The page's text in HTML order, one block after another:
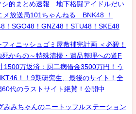
的まとめ速報 地下格闘アイドルだい
放送局101ちゃんねる BNK48 ！
！SGO48！GNZ48！STU48！SKE48
ィニッシュゴミ屋敷補完計画 ＜必殺！
からの～特殊清掃・遺品整理への道F
1500万返済：厨二病借金3500万円！う
！！9期研究生、最後のサイト！全
代のラストサイト絶賛！公開中
みみちゃんのニートッフルステーション